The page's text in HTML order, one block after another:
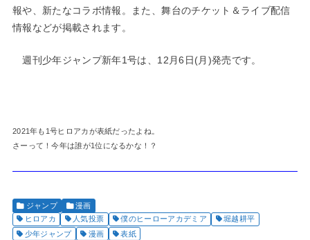
報や、新たなコラボ情報。また、舞台のチケット＆ライブ配信
情報などが掲載されます。
週刊少年ジャンプ新年1号は、12月6日(月)発売です。
2021年も1号ヒロアカが表紙だったよね。
さーって！今年は誰が1位になるかな！？
ジャンプ
漫画
ヒロアカ
人気投票 僕のヒーローアカデミア
堀越耕平
少年ジャンプ
漫画 表紙